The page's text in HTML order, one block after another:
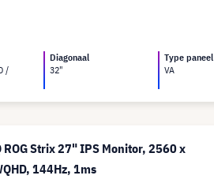
/
Diagonaal
32"
Type paneel
VA
ROG Strix 27" IPS Monitor, 2560 x
144Hz, 1ms